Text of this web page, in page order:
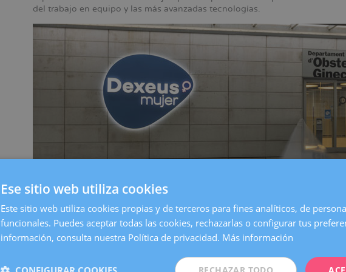
del trabajo en equipo y las más avanzadas tecnologías.
Nuestro centro deBarcelona, es una de las clínicas más grandes y
espacio con todos los servicios necesarios para atender cualquier
En Dexeus Mujer queremos estar aún más cerca de nuestras pacientes.
Ese sitio web utiliza cookies
Este sitio web utiliza cookies propias y de terceros para fines analíticos, de
funcionales. Puedes aceptar todas las cookies, rechazarlas o configurar tus
información, consulta nuestra Política de privacidad. Más información
RECHAZAR TODO